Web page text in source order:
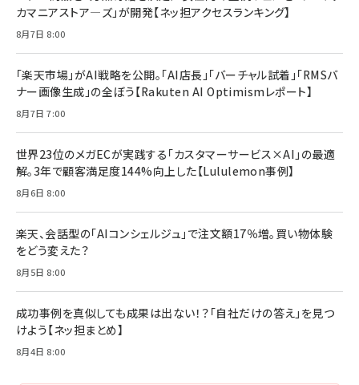
カマニアストア―ズ」が開発【ネッ担アクセスランキング】
8月7日 8:00
「楽天市場」がAI戦略を公開。「AI店長」「バーチャル試着」「RMSバ
ナー画像生成」の全ぼう【Rakuten AI Optimismレポート】
8月7日 7:00
世界23位のメガECが実践する「カスタマーサービス×AI」の最適
解。3年で顧客満足度144%向上した【Lululemon事例】
8月6日 8:00
楽天、会話型の「AIコンシェルジュ」で注文額17％増。買い物体験
をどう変えた？
8月5日 8:00
成功事例を真似しても成果は出ない！？「自社だけの答え」を見つ
けよう【ネッ担まとめ】
8月4日 8:00